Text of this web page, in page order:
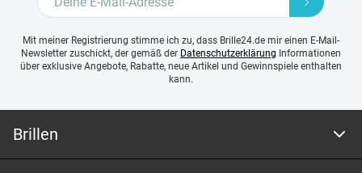
Mit meiner Registrierung stimme ich zu, dass Brille24.de mir einen E-Mail-
Newsletter zuschickt, der gemäß der Datenschutzerklärung Informationen
über exklusive Angebote, Rabatte, neue Artikel und Gewinnspiele enthalten
kann.
Brillen